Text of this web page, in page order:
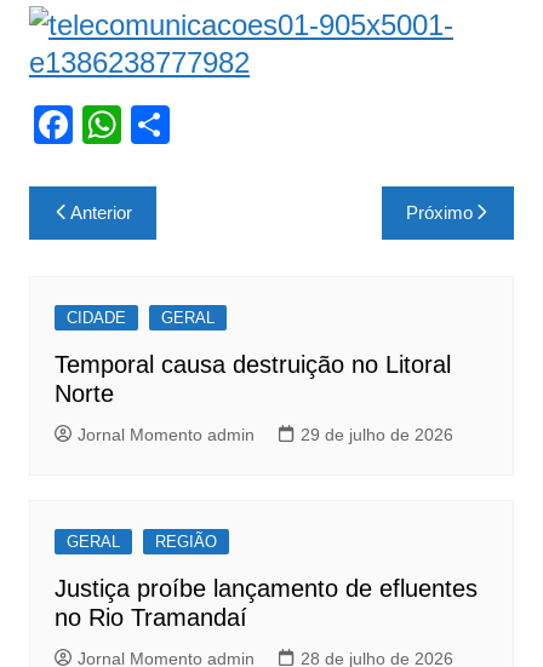
F
c
e
o
o
k
W
at
s
p
p
S
Navegação
de
Anterior Próximo
CIDADE GERAL
Temporal causa destruição no Litoral
Norte
Jornal Momento admin 29 de julho de 2026
GERAL REGIÃO
Justiça proíbe lançamento de efluentes
no Rio Tramandaí
Jornal Momento admin 28 de julho de 2026